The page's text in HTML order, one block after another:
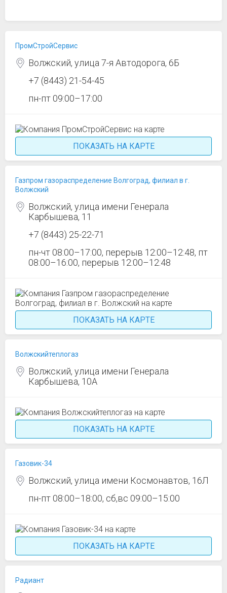
ПромСтройСервис
Волжский, улица 7-я Автодорога, 6Б
+7 (8443) 21-54-45
пн-пт 09:00–17:00
ПОКАЗАТЬ НА КАРТЕ
Газпром газораспределение Волгоград, филиал в г.
Волжский
Волжский, улица имени Генерала
Карбышева, 11
+7 (8443) 25-22-71
пн-чт 08:00–17:00, перерыв 12:00–12:48, пт
08:00–16:00, перерыв 12:00–12:48
ПОКАЗАТЬ НА КАРТЕ
Волжскийтеплогаз
Волжский, улица имени Генерала
Карбышева, 10А
ПОКАЗАТЬ НА КАРТЕ
Газовик-34
Волжский, улица имени Космонавтов, 16Л
пн-пт 08:00–18:00, сб,вс 09:00–15:00
ПОКАЗАТЬ НА КАРТЕ
Радиант